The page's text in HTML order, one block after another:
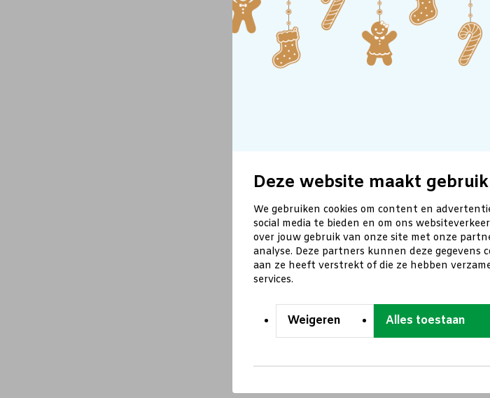
Deze website maakt
We gebruiken cookies om content en
social media te bieden en om ons
over jouw gebruik van onze site met onze
analyse. Deze partners kunnen deze gegevens
aan ze heeft verstrekt of die ze hebben
services.
Weigeren Alles toestaan